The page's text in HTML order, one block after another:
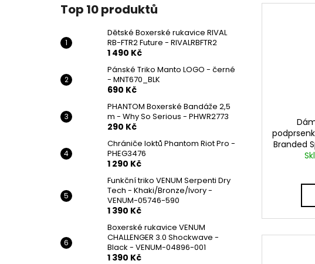
Top 10 produktů
Dětské Boxerské rukavice RIVAL
RB-FTR2 Future - RIVALRBFTR2
1 490 Kč
Pánské Triko Manto LOGO - černé
- MNT670_BLK
690 Kč
PHANTOM Boxerské Bandáže 2,5
m - Why So Serious - PHWR2773
290 Kč
Chrániče loktů Phantom Riot Pro -
PHEG3476
1 290 Kč
Funkční triko VENUM Serpenti Dry
Tech - Khaki/Bronze/Ivory -
VENUM-05746-590
1 390 Kč
Boxerské rukavice VENUM
CHALLENGER 3.0 Shockwave -
Black - VENUM-04896-001
1 390 Kč
Branded